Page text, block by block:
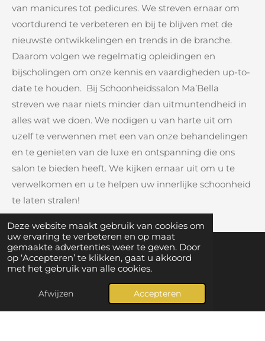
Deze website maakt gebruik van cookies om
uw ervaring te verbeteren en op maat
gemaakte advertenties weer te geven. Door
op ‘Accepteren’ te klikken, gaat u akkoord
met het gebruik van alle cookies.
Afwijzen Accepteren
van manicures tot pedicures. We streven ernaar om
voortdurend te verbeteren en bij te blijven met de
nieuwste ontwikkelingen en trends in de branche.
Daarom volgen we regelmatig opleidingen en
bijscholingen om onze kennis en vaardigheden up-to-
date te houden. Bij Schoonheidssalon Ma’Bella
streven we naar niets minder dan uitmuntendheid in
alles wat we doen. We nodigen u van harte uit om
uzelf te verwennen met een van onze behandelingen
en te genieten van de luxe en ontspanning die ons
salon te bieden heeft. We kijken ernaar uit om u te
verwelkomen en u te helpen uw innerlijke schoonheid
te laten stralen!
Lid worden? Vulhier je gegevens in.
Volg het Handelscentrum Gavere nu ook op